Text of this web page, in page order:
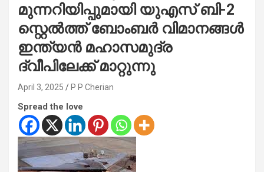
മുന്നറിയിപ്പുമായി യുഎസ് ബി-2
സ്റ്റെൽത്ത് ബോംബർ വിമാനങ്ങൾ
ഇന്ത്യൻ മഹാസമുദ്ര
ദ്വീപിലേക്ക് മാറ്റുന്നു
April 3, 2025 P P Cherian
Spread the love